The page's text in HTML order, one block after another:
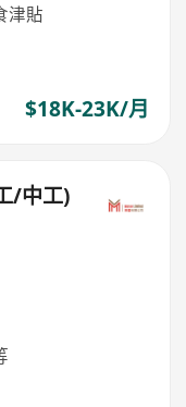
津貼
$18K-23K/月
/中工)